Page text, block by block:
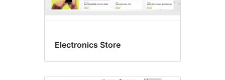
Electronics Store